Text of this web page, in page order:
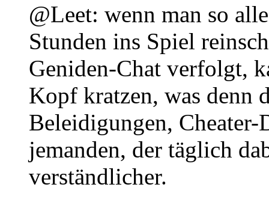
@Leet: wenn man so
Stunden ins Spiel
Geniden-Chat verfolgt,
Kopf kratzen, was denn
Beleidigungen,
jemanden, der täglich
verständlicher.